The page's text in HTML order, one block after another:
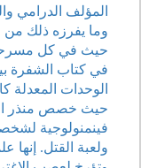
المؤلف الدرامي
وما يفرزه ذلك
حيث في كل مسرحية
في كتاب الشفرة
الوحدات
حيث خصص منذر
فينمنولوجية
ولعبة القتل. إنها